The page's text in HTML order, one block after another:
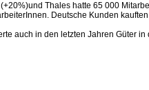
Thales hatte 65 000
Deutsche Kunden
auch in den letzten Jahren Güter in